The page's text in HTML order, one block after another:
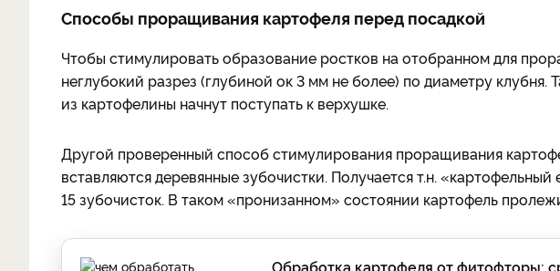
Способы проращивания картофеля перед посадкой
Чтобы стимулировать образование ростков на отобранном для
неглубокий разрез (глубиной ок 3 мм не более) по диаметру клубня.
из картофелины начнут поступать к верхушке.
Другой проверенный способ стимулирования проращивания
вставляются деревянные зубочистки. Получается т.н.
15 зубочисток. В таком «пронизанном» состоянии картофель
Обработка картофеля от фитофторы: